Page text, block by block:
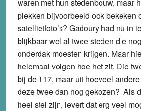
waren met hun stedenbouw, maar
plekken bijvoorbeeld ook bekeken
satellietfoto’s? Gadoury had nu in
blijkbaar wel al twee steden die
onderdak moesten krijgen. Maar
helemaal volgen hoe het zit. Die
bij de 117, maar uit hoeveel
deze twee dan nog gekozen? Als
heel stel zijn, levert dat erg veel